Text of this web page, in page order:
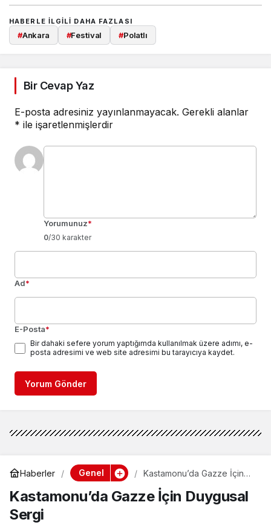
HABERLE ILGILI DAHA FAZLASI
#Ankara #Festival #Polatlı
Bir Cevap Yaz
E-posta adresiniz yayınlanmayacak. Gerekli alanlar
* ile işaretlenmişlerdir
Yorumunuz*
0/30 karakter
Ad*
E-Posta*
Bir dahaki sefere yorum yaptığımda kullanılmak üzere adımı, e-
posta adresimi ve web site adresimi bu tarayıcıya kaydet.
Yorum Gönder
Haberler Genel
Kastamonu’da Gazze İçin
Kastamonu’da Gazze İçin Duygusal
Sergi